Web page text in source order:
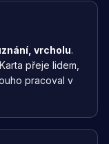
vrcholu.
přeje lidem,
pracoval v